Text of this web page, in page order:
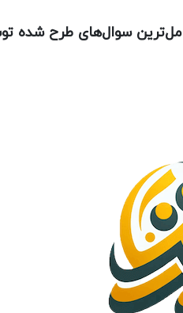
سوال‌های طرح شده